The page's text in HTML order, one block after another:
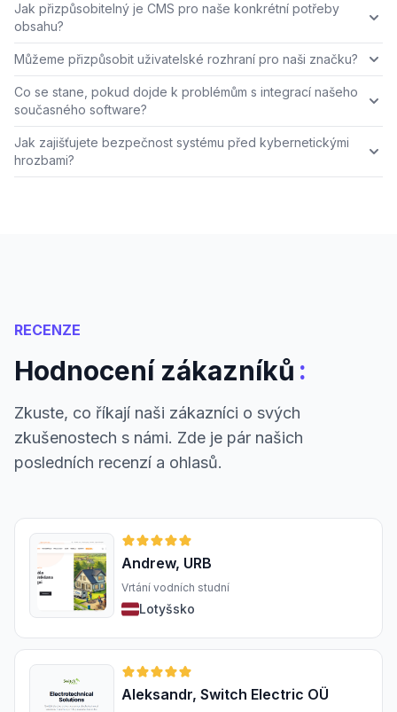
Jak přizpůsobitelný je CMS pro naše konkrétní potřeby
obsahu?
Můžeme přizpůsobit uživatelské rozhraní pro naši značku?
Co se stane, pokud dojde k problémům s integrací našeho
současného software?
Jak zajišťujete bezpečnost systému před kybernetickými
hrozbami?
RECENZE
Hodnocení zákazníků :
Zkuste, co říkají naši zákazníci o svých
zkušenostech s námi. Zde je pár našich
posledních recenzí a ohlasů.
Andrew, URB
Vrtání vodních studní
Lotyšsko
Aleksandr, Switch Electric OÜ